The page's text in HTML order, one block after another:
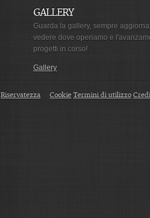
GALLERY
Guarda la gallery, sempre
vedere dove operiamo e
progetti in corso!
Gallery
Riservatezza Cookie Termini di utilizzo